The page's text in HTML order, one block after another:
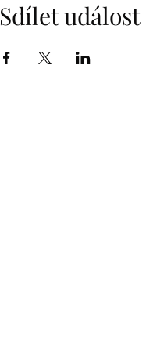
Sdílet událost